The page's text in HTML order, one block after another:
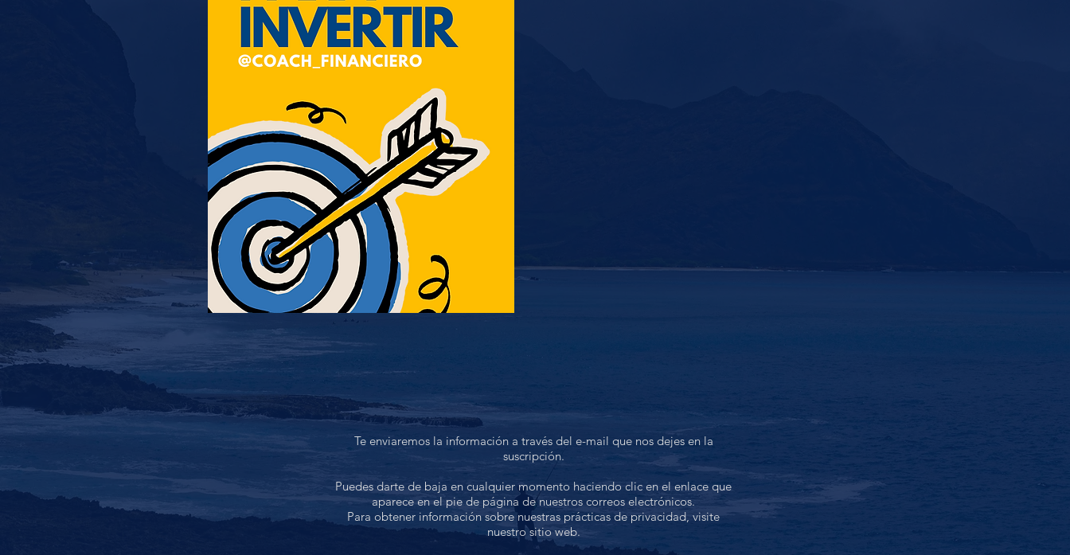
Te enviaremos la información a través del e-mail que nos dejes en la
suscripción.
Puedes darte de baja en cualquier momento haciendo clic en el enlace que
aparece en el pie de página de nuestros correos electrónicos.
Para obtener información sobre nuestras prácticas de privacidad, visite
nuestro sitio web.